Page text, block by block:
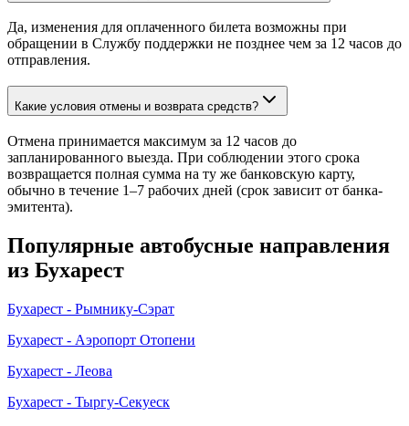
Да, изменения для оплаченного билета возможны при
обращении в Службу поддержки не позднее чем за 12 часов до
отправления.
Какие условия отмены и возврата средств?
Отмена принимается максимум за 12 часов до
запланированного выезда. При соблюдении этого срока
возвращается полная сумма на ту же банковскую карту,
обычно в течение 1–7 рабочих дней (срок зависит от банка-
эмитента).
Популярные автобусные направления
из Бухарест
Бухарест - Рымнику-Сэрат
Бухарест - Аэропорт Отопени
Бухарест - Леова
Бухарест - Тыргу-Секуеск